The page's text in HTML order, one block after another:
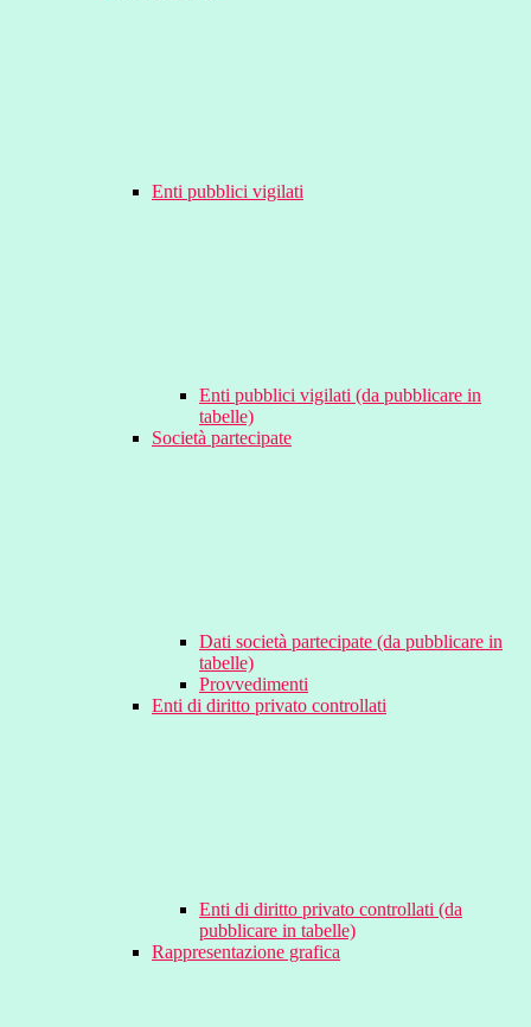
Enti pubblici vigilati
Enti pubblici vigilati (da pubblicare in
tabelle)
Società partecipate
Dati società partecipate (da pubblicare in
tabelle)
Provvedimenti
Enti di diritto privato controllati
Enti di diritto privato controllati (da
pubblicare in tabelle)
Rappresentazione grafica